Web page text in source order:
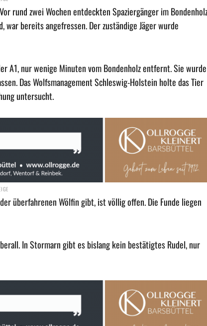
rund zwei Wochen entdeckten Spaziergänger im
bereits angefressen. Der zuständige Jäger wurde
A1, nur wenige Minuten vom Bondenholz entfernt. Sie wurde
Das Wolfsmanagement Schleswig-Holstein holte das Tier
untersucht.
überfahrenen Wölfin gibt, ist völlig offen. Die Funde liegen
In Stormarn gibt es bislang kein bestätigtes Rudel, nur